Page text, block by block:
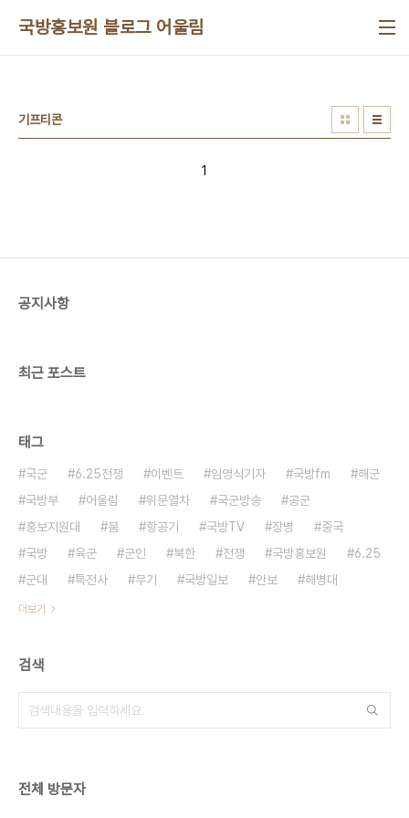
국방홍보원 블로그 어울림
기프티콘
1
공지사항
최근 포스트
태그
국군 6.25전쟁 이벤트 임영식기자 국방fm
해군
국방부
어울림 위문열차 국군방송
공군
홍보지원대
붐 항공기 국방TV 장병
중국
국방
육군 군인 북한 전쟁 국방홍보원
6.25
군대
특전사 무기 국방일보 안보 해병대
더보기
검색
전체 방문자